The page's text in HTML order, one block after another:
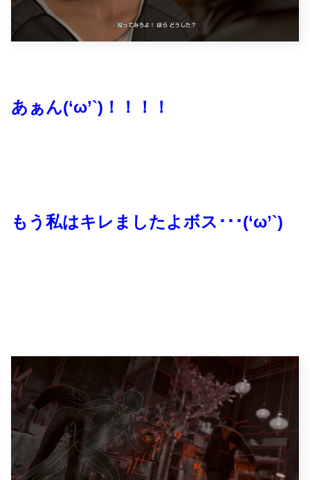
あぁん(‘ω’`)！！！！
もう私はキレましたよボス･･･(‘ω’`)